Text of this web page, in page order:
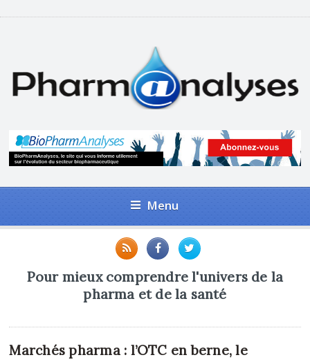
Menu
Pour mieux comprendre l'univers de la
pharma et de la santé
Marchés pharma : l’OTC en berne, le